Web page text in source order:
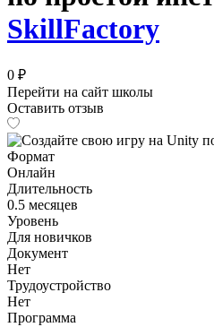
SkillFactory
0 ₽
Перейти на сайт школы
Оставить отзыв
Формат
Онлайн
Длительность
0.5 месяцев
Уровень
Для новичков
Документ
Нет
Трудоустройство
Нет
Программа